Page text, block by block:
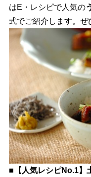
はE・レシピで人気の
式でご紹介します。ぜ
■【人気レシピNo.1】